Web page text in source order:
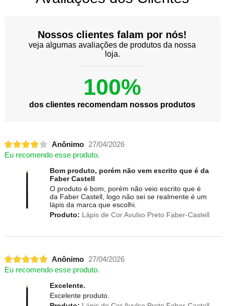
Nossos clientes falam por nós!
veja algumas avaliações de produtos da nossa
loja.
100%
dos clientes recomendam nossos produtos
Anônimo
27/04/2026
Eu recomendo esse produto.
Bom produto, porém não vem escrito que é da
Faber Castell
O produto é bom, porém não veio escrito que é
da Faber Castell, logo não sei se realmente é um
lápis da marca que escolhi.
Produto: Lápis de Cor Avulso Preto Faber-Castell
Anônimo
27/04/2026
Eu recomendo esse produto.
Excelente.
Excelente produto.